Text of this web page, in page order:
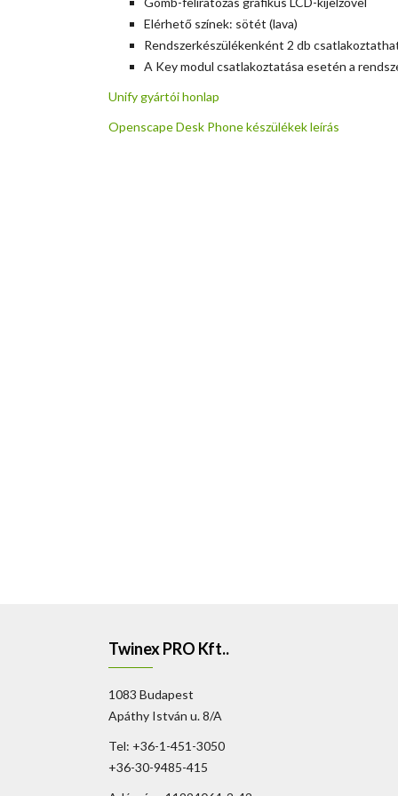
Elérhető színek: sötét (lava)
Rendszerkészülékenként 2 db
A Key modul csatlakoztatása esetén a
Unify gyártói honlap
Openscape Desk Phone készülékek leírás
Twinex PRO Kft..
1083 Budapest
Apáthy István u. 8/A
Tel: +36-1-451-3050
+36-30-9485-415